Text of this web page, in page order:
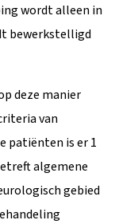
wordt alleen in
bewerkstelligd
deze manier
van
patiënten is er 1
algemene
gebied